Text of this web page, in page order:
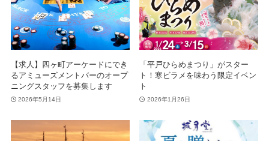
【求人】四ヶ町アーケードにでき
るアミューズメントバーのオープ
ニングスタッフを募集します
2026年5月14日
「平戸ひらめまつり」がスター
ト！寒ビラメを味わう限定イベン
ト
2026年1月26日